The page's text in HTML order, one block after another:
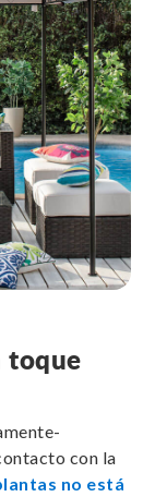
toque
con la
no está